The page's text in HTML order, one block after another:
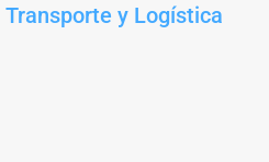
Transporte y Logística